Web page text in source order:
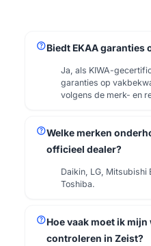
helpBiedt EKAA garanties
Ja, als KIWA-
garanties op
volgens de merk- en
helpWelke merken
officieel dealer?
Daikin, LG, Mitsubishi
Toshiba.
helpHoe vaak moet ik
controleren in Zeist?